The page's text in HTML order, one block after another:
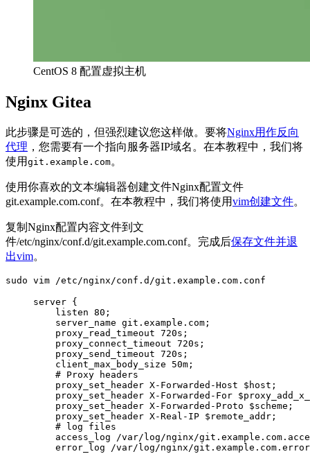
CentOS 8 配置虚拟主机
Nginx Gitea
此步骤是可选的，但强烈建议您这样做。要将Nginx用作反向
代理 ，您需要有一个指向服务器IP域名。在本教程中，我们将
使用 git.example.com。
使用你喜欢的文本编辑器创建文件Nginx配置文件
git.example.com.conf。在本教程中，我们将使用vim创建文件。
复制Nginx配置内容文件到文
件/etc/nginx/conf.d/git.example.com.conf。完成后保存文件并退
出vim。
sudo vim /etc/nginx/conf.d/git.example.com.conf
server {
    listen 80;
    server_name git.example.com;
    proxy_read_timeout 720s;
    proxy_connect_timeout 720s;
    proxy_send_timeout 720s;
    client_max_body_size 50m;
    # Proxy headers
    proxy_set_header X-Forwarded-Host $host;
proxy_set_header X-Forwarded-For
    proxy_set_header X-Forwarded-Proto $scheme;
    proxy_set_header X-Real-IP $remote_addr;
    # log files
access_log /var/log/nginx/
error_log /var/log/nginx/